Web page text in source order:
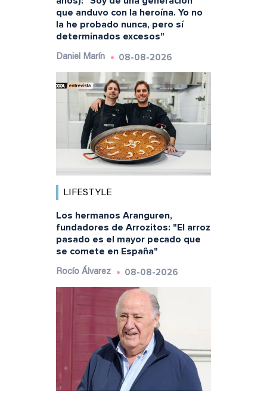
que anduvo con la heroína. Yo no
la he probado nunca, pero sí
determinados excesos"
Daniel Marín 08-08-2026
LIFESTYLE
Los hermanos Aranguren,
fundadores de Arrozitos: "El arroz
pasado es el mayor pecado que
se comete en España"
Rocío Álvarez 08-08-2026